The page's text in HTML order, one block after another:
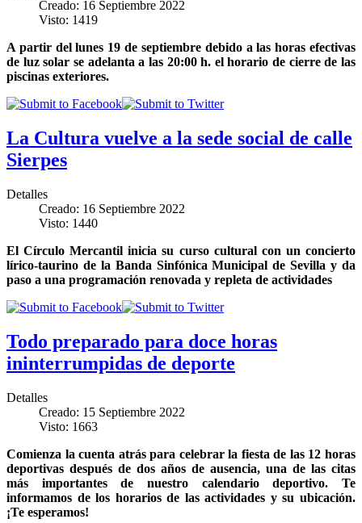
Creado: 16 Septiembre 2022
Visto: 1419
A partir del lunes 19 de septiembre debido a las horas efectivas
de luz solar se adelanta a las 20:00 h. el horario de cierre de las
piscinas exteriores.
La Cultura vuelve a la sede social de calle
Sierpes
Detalles
Creado: 16 Septiembre 2022
Visto: 1440
El Círculo Mercantil inicia su curso cultural con un concierto
lírico-taurino de la Banda Sinfónica Municipal de Sevilla y da
paso a una programación renovada y repleta de actividades
Todo preparado para doce horas
ininterrumpidas de deporte
Detalles
Creado: 15 Septiembre 2022
Visto: 1663
Comienza la cuenta atrás para celebrar la fiesta de las 12 horas
deportivas después de dos años de ausencia, una de las citas
más importantes de nuestro calendario deportivo. Te
informamos de los horarios de las actividades y su ubicación.
¡Te esperamos!